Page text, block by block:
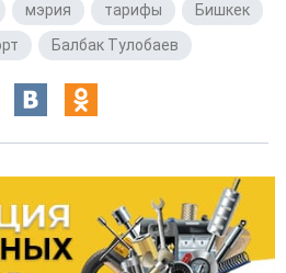
мэрия тарифы Бишкек
Балбак Тулобаев